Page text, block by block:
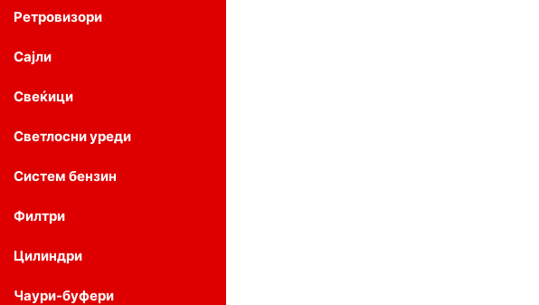
Ретровизори
Сајли
Свеќици
Светлосни уреди
Систем бензин
Филтри
Цилиндри
Чаури-буфери